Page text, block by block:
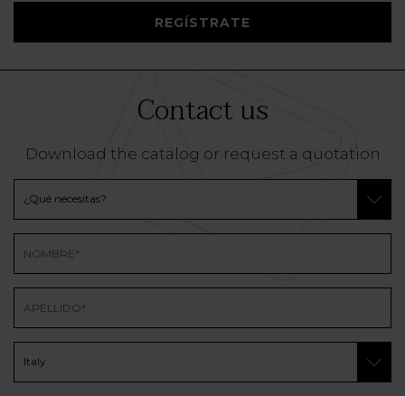
REGÍSTRATE
Contact us
Download the catalog or request a quotation